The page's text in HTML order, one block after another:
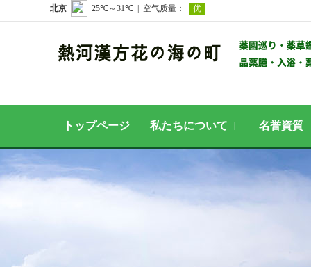
トップページ 私たちについて 名誉資質